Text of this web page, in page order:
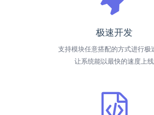
极速开发
支持模块任意搭配的方式进行极
让系统能以最快的速度上线